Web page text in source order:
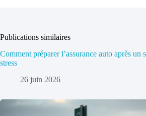
Publications similaires
Comment préparer l’assurance auto après un
stress
26 juin 2026